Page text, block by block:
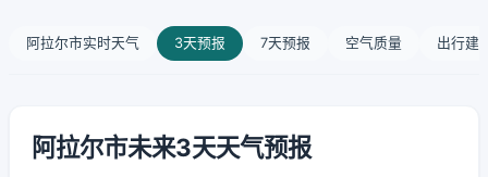
阿拉尔市实时天气 3天预报 7天预报 空气质量 出行建
阿拉尔市未来3天天气预报